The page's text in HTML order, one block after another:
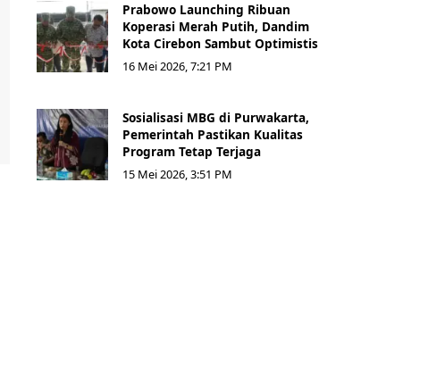
Prabowo Launching Ribuan
Koperasi Merah Putih, Dandim
Kota Cirebon Sambut Optimistis
16 Mei 2026, 7:21 PM
Sosialisasi MBG di Purwakarta,
Pemerintah Pastikan Kualitas
Program Tetap Terjaga
15 Mei 2026, 3:51 PM